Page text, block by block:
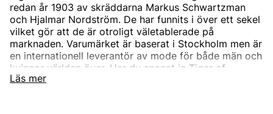
Läs mer
redan år 1903 av skräddarna Markus Schwartzman
och Hjalmar Nordström. De har funnits i över ett sekel
vilket gör att de är otroligt väletablerade på
marknaden. Varumärket är baserat i Stockholm men är
en internationell leverantör av mode för både män och
kvinnor världen över. Har du spanat in Tiger of
Swedens sortiment än? Vi erbjuder Tiger of Swedens